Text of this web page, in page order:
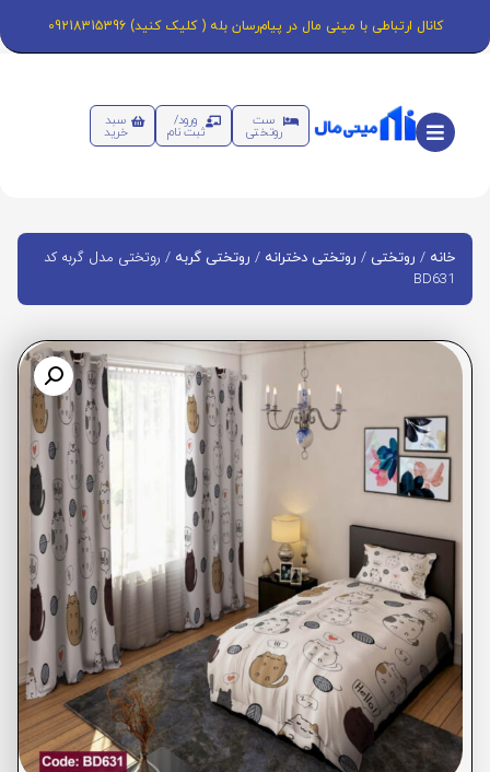
کانال ارتباطی با مینی مال در پیام‌رسان بله ( کلیک کنید) 09218315396
ست
روتختی
ورود/
ثبت نام
سبد
خرید
خانه / روتختی / روتختی دخترانه / روتختی گربه / روتختی مدل گربه کد
BD631